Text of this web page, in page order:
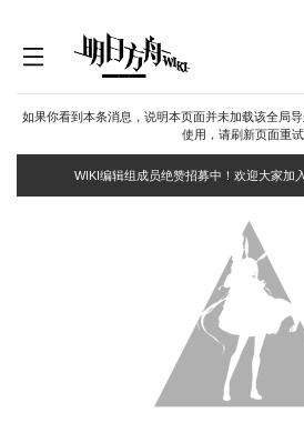
如果你看到本条消息，说明本页面并未加载该全局
使用，请刷新页面重试
WIKI编辑组成员绝赞招募中！欢迎大家加